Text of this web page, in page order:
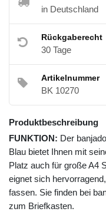
in Deutschland
Rückgaberecht
30 Tage
Artikelnummer
BK 10270
Produktbeschreibung
FUNKTION: Der
Blau bietet Ihnen mit
Platz auch für große A4
eignet sich
fassen. Sie finden bei
zum Briefkasten.